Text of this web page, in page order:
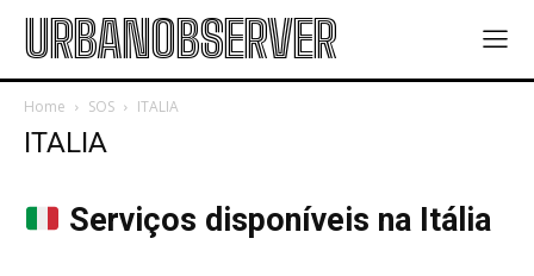
URBANOBSERVER
Home SOS ITALIA
ITALIA
Serviços disponíveis na Itália